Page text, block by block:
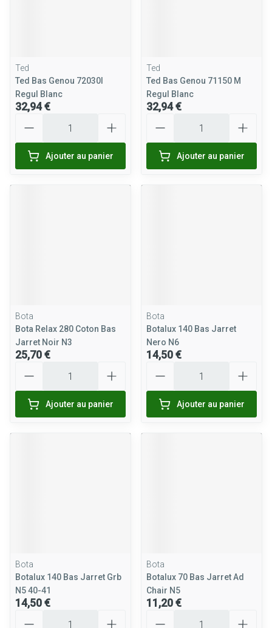
Ted
Ted Bas Genou 72030l
Regul Blanc
32,94 €
Ajouter au panier
Ted
Ted Bas Genou 71150 M
Regul Blanc
32,94 €
Ajouter au panier
Bota
Bota Relax 280 Coton Bas
Jarret Noir N3
25,70 €
Ajouter au panier
Bota
Botalux 140 Bas Jarret
Nero N6
14,50 €
Ajouter au panier
Bota
Botalux 140 Bas Jarret Grb
N5 40-41
14,50 €
Bota
Botalux 70 Bas Jarret Ad
Chair N5
11,20 €